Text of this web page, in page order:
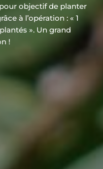
objectif de planter
à l’opération : « 1
». Un grand
!